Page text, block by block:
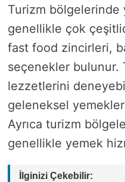
Turizm bölgelerinde
genellikle çok
fast food zincirleri,
seçenekler bulunur.
lezzetlerini
geleneksel
Ayrıca turizm
genellikle yemek
İlginizi Çekebilir: